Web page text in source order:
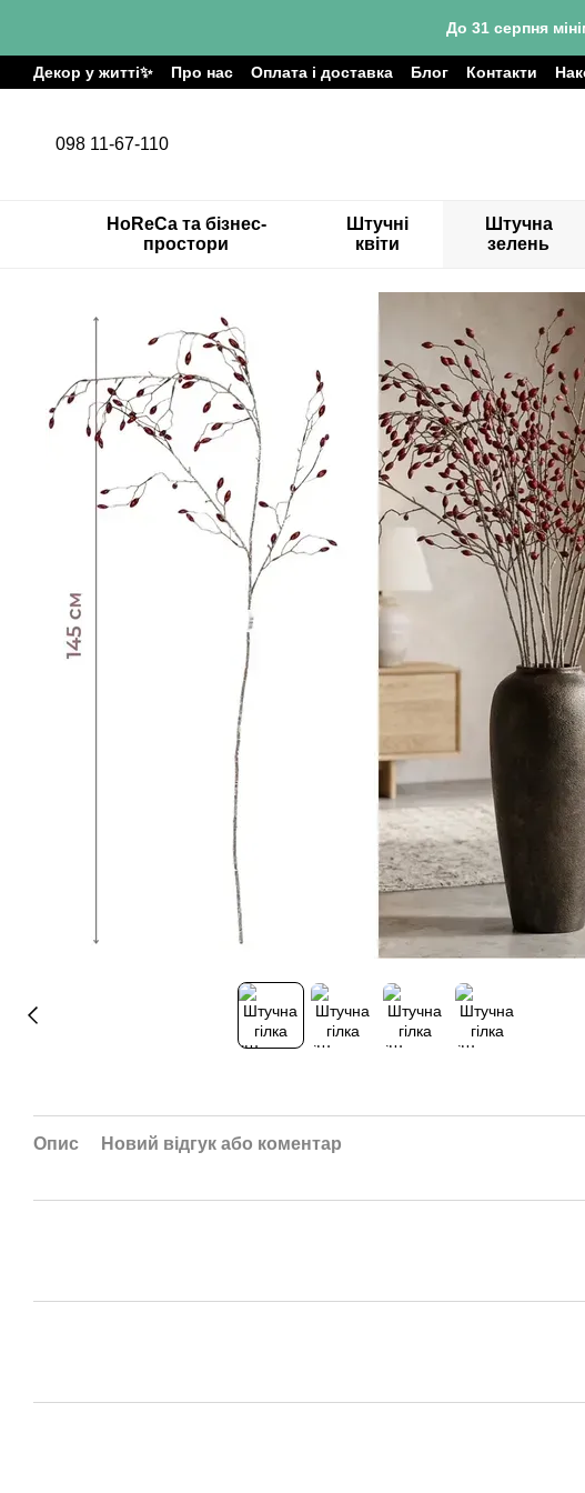
До 31 серпня
Декор у житті✨ Про нас Оплата і доставка Блог Контакти
098 11-67-110
HoReCa та бізнес-
простори
Штучні
квіти
Штучна
зелень
Опис Новий відгук або коментар